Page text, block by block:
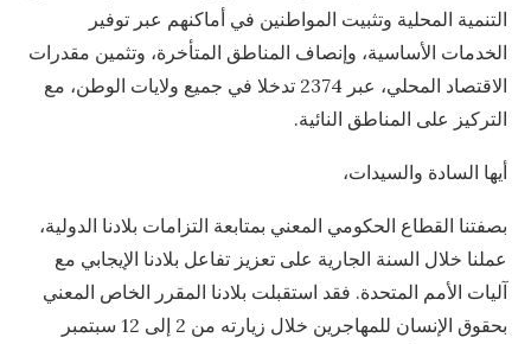
التنمية المحلية وتثبيت المواطنين في أماكنهم عبر توفير
الخدمات الأساسية، وإنصاف المناطق المتأخرة، وتثمين مقدرات
الاقتصاد المحلي، عبر 2374 تدخلا في جميع ولايات الوطن، مع
التركيز على المناطق النائية.
أيها السادة والسيدات،
بصفتنا القطاع الحكومي المعني بمتابعة التزامات بلادنا الدولية،
عملنا خلال السنة الجارية على تعزيز تفاعل بلادنا الإيجابي مع
آليات الأمم المتحدة. فقد استقبلت بلادنا المقرر الخاص المعني
بحقوق الإنسان للمهاجرين خلال زيارته من 2 إلى 12 سبتمبر